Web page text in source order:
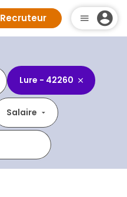
Recruteur
Lure - 42260
Salaire